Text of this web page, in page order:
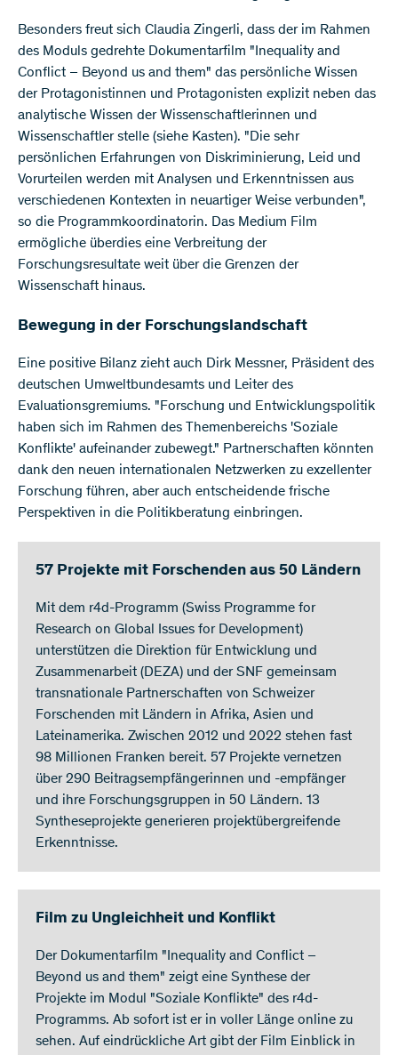
Besonders freut sich Claudia Zingerli, dass der im Rahmen
des Moduls gedrehte Dokumentarfilm "Inequality and
Conflict – Beyond us and them" das persönliche Wissen
der Protagonistinnen und Protagonisten explizit neben das
analytische Wissen der Wissenschaftlerinnen und
Wissenschaftler stelle (siehe Kasten). "Die sehr
persönlichen Erfahrungen von Diskriminierung, Leid und
Vorurteilen werden mit Analysen und Erkenntnissen aus
verschiedenen Kontexten in neuartiger Weise verbunden",
so die Programmkoordinatorin. Das Medium Film
ermögliche überdies eine Verbreitung der
Forschungsresultate weit über die Grenzen der
Wissenschaft hinaus.
Bewegung in der Forschungslandschaft
Eine positive Bilanz zieht auch Dirk Messner, Präsident des
deutschen Umweltbundesamts und Leiter des
Evaluationsgremiums. "Forschung und Entwicklungspolitik
haben sich im Rahmen des Themenbereichs 'Soziale
Konflikte' aufeinander zubewegt." Partnerschaften könnten
dank den neuen internationalen Netzwerken zu exzellenter
Forschung führen, aber auch entscheidende frische
Perspektiven in die Politikberatung einbringen.
57 Projekte mit Forschenden aus 50 Ländern
Mit dem r4d-Programm (Swiss Programme for
Research on Global Issues for Development)
unterstützen die Direktion für Entwicklung und
Zusammenarbeit (DEZA) und der SNF gemeinsam
transnationale Partnerschaften von Schweizer
Forschenden mit Ländern in Afrika, Asien und
Lateinamerika. Zwischen 2012 und 2022 stehen fast
98 Millionen Franken bereit. 57 Projekte vernetzen
über 290 Beitragsempfängerinnen und -empfänger
und ihre Forschungsgruppen in 50 Ländern. 13
Syntheseprojekte generieren projektübergreifende
Erkenntnisse.
Film zu Ungleichheit und Konflikt
Der Dokumentarfilm "Inequality and Conflict –
Beyond us and them" zeigt eine Synthese der
Projekte im Modul "Soziale Konflikte" des r4d-
Programms. Ab sofort ist er in voller Länge online zu
sehen. Auf eindrückliche Art gibt der Film Einblick in